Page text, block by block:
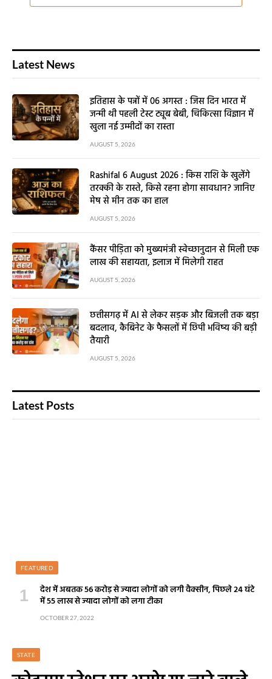
Latest News
इतिहास के पन्नों में 06 अगस्त : जिस दिन भारत में
जन्मी थी पहली टेस्ट ट्यूब बेबी, चिकित्सा विज्ञान में
खुला नई उम्मीदों का रास्ता
AUGUST 5, 2026
Rashifal 6 August 2026 : किस राशि के खुलेंगे
तरक्की के रास्ते, किसे रहना होगा सावधान? जानिए
मेष से मीन तक का हाल
AUGUST 5, 2026
कैंसर पीड़िता को मुख्यमंत्री स्वेच्छानुदान से मिली एक
लाख की सहायता, इलाज में मिलेगी राहत
AUGUST 5, 2026
छत्तीसगढ़ में AI से लेकर सड़क और बिजली तक बड़ा
बदलाव, कैबिनेट के फैसलों में छिपी भविष्य की बड़ी
तैयारी
AUGUST 5, 2026
Latest Posts
FEATURED
देश में अबतक 56 करोड़ से ज्यादा लोगों को लगी वैक्सीन, पिछले 24 घंटे
में 55 लाख से ज्यादा लोगों को लगा टीका
OCTOBER 27, 2022
STATE